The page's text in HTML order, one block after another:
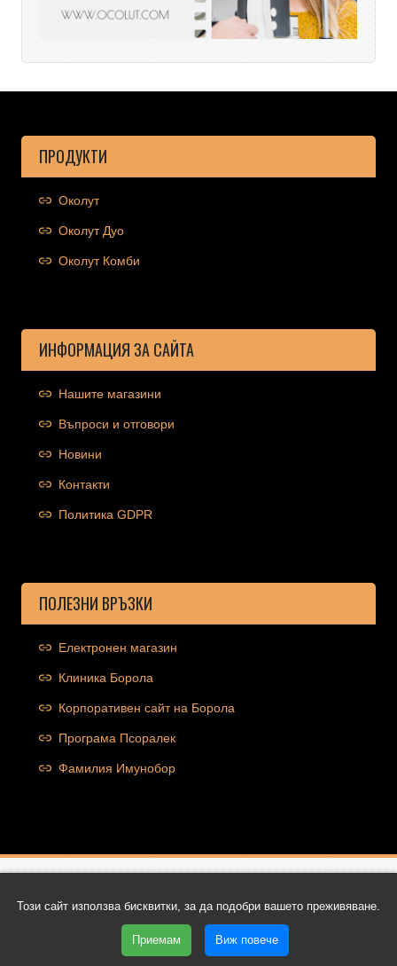
ПРОДУКТИ
Околут
Околут Дуо
Околут Комби
ИНФОРМАЦИЯ ЗА САЙТА
Нашите магазини
Въпроси и отговори
Новини
Контакти
Политика GDPR
ПОЛЕЗНИ ВРЪЗКИ
Електронен магазин
Клиника Борола
Корпоративен сайт на Борола
Програма Псоралек
Фамилия Имунобор
Copyright © 2026 Ocolut.com | Всички права запазени | Уеб
дизайн и SEO от Трибест
Този сайт използва бисквитки, за да подобри вашето преживяване.
Приемам Виж повече